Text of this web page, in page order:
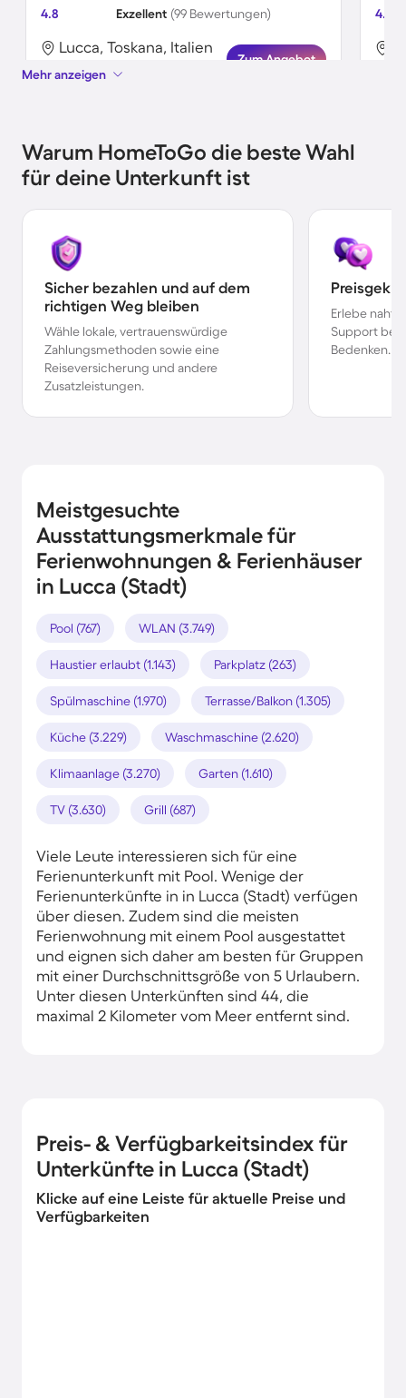
4.8
Exzellent (99 Bewertungen)
Lucca, Toskana, Italien
Zum Angebot
4.0
Mehr anzeigen
Warum HomeToGo die beste Wahl
für deine Unterkunft ist
Sicher bezahlen und auf dem
richtigen Weg bleiben
Wähle lokale, vertrauenswürdige
Zahlungsmethoden sowie eine
Reiseversicherung und andere
Zusatzleistungen.
Erlebe
Support bei
Bedenken.
Meistgesuchte
Ausstattungsmerkmale für
Ferienwohnungen & Ferienhäuser
in Lucca (Stadt)
Pool (767) WLAN (3.749)
Haustier erlaubt (1.143) Parkplatz (263)
Spülmaschine (1.970) Terrasse/Balkon (1.305)
Küche (3.229) Waschmaschine (2.620)
Klimaanlage (3.270) Garten (1.610)
TV (3.630) Grill (687)
Viele Leute interessieren sich für eine
Ferienunterkunft mit Pool. Wenige der
Ferienunterkünfte in in Lucca (Stadt) verfügen
über diesen. Zudem sind die meisten
Ferienwohnung mit einem Pool ausgestattet
und eignen sich daher am besten für Gruppen
mit einer Durchschnittsgröße von 5 Urlaubern.
Unter diesen Unterkünften sind 44, die
maximal 2 Kilometer vom Meer entfernt sind.
Preis- & Verfügbarkeitsindex für
Unterkünfte in Lucca (Stadt)
Klicke auf eine Leiste für aktuelle Preise und
Verfügbarkeiten